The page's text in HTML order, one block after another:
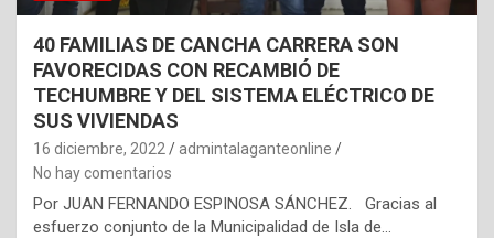
40 FAMILIAS DE CANCHA CARRERA SON
FAVORECIDAS CON RECAMBIÓ DE
TECHUMBRE Y DEL SISTEMA ELÉCTRICO DE
SUS VIVIENDAS
16 diciembre, 2022
admintalaganteonline
No hay comentarios
Por JUAN FERNANDO ESPINOSA SÁNCHEZ. Gracias al
esfuerzo conjunto de la Municipalidad de Isla de…